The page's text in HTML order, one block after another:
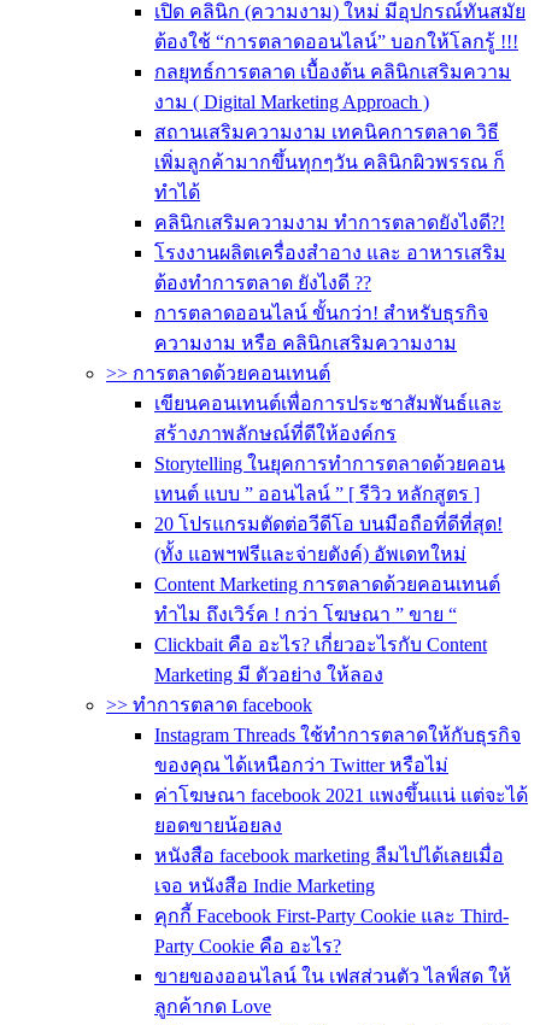
เปิด คลินิก (ความงาม) ใหม่ มีอุปกรณ์ทันสมัย
ต้องใช้ “การตลาดออนไลน์” บอกให้โลกรู้ !!!
กลยุทธ์การตลาด เบื้องต้น คลินิกเสริมความ
งาม ( Digital Marketing Approach )
สถานเสริมความงาม เทคนิคการตลาด วิธี
เพิ่มลูกค้ามากขึ้นทุกๆวัน คลินิกผิวพรรณ ก็
ทำได้
คลินิกเสริมความงาม ทำการตลาดยังไงดี?!
โรงงานผลิตเครื่องสำอาง และ อาหารเสริม
ต้องทำการตลาด ยังไงดี ??
การตลาดออนไลน์ ขั้นกว่า! สำหรับธุรกิจ
ความงาม หรือ คลินิกเสริมความงาม
>> การตลาดด้วยคอนเทนต์
เขียนคอนเทนต์เพื่อการประชาสัมพันธ์และ
สร้างภาพลักษณ์ที่ดีให้องค์กร
Storytelling ในยุคการทำการตลาดด้วยคอน
เทนต์ แบบ ” ออนไลน์ ” [ รีวิว หลักสูตร ]
20 โปรแกรมตัดต่อวีดีโอ บนมือถือที่ดีที่สุด!
(ทั้ง แอพฯฟรีและจ่ายตังค์) อัพเดทใหม่
Content Marketing การตลาดด้วยคอนเทนต์
ทำไม ถึงเวิร์ค ! กว่า โฆษณา ” ขาย “
Clickbait คือ อะไร? เกี่ยวอะไรกับ Content
Marketing มี ตัวอย่าง ให้ลอง
>> ทำการตลาด facebook
Instagram Threads ใช้ทำการตลาดให้กับธุรกิจ
ของคุณ ได้เหนือกว่า Twitter หรือไม่
ค่าโฆษณา facebook 2021 แพงขึ้นแน่ แต่จะได้
ยอดขายน้อยลง
หนังสือ facebook marketing ลืมไปได้เลยเมื่อ
เจอ หนังสือ Indie Marketing
คุกกี้ Facebook First-Party Cookie และ Third-
Party Cookie คือ อะไร?
ขายของออนไลน์ ใน เฟสส่วนตัว ไลฟ์สด ให้
ลูกค้ากด Love